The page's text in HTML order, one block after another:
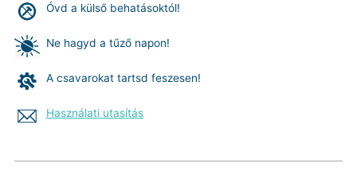
Óvd a külső behatásoktól!
Ne hagyd a tűző napon!
A csavarokat tartsd feszesen!
Használati utasítás
Termék